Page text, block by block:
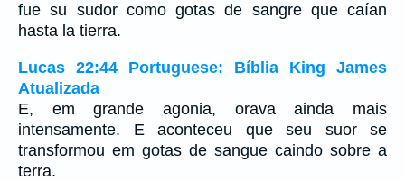
fue su sudor como gotas de sangre que caían
hasta la tierra.
Lucas 22:44 Portuguese: Bíblia King James
Atualizada
E, em grande agonia, orava ainda mais
intensamente. E aconteceu que seu suor se
transformou em gotas de sangue caindo sobre a
terra.